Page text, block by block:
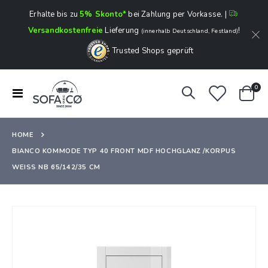
Erhalte bis zu5% Skonto*bei Zahlung per Vorkasse. |
Versandkostenfreie Lieferung (innerhalb Deutschland, Festland)!
Trusted Shops geprüft
Navigation
umschalten
0
HOME
BIANCO KOMMODE TYP 40 FRONT MDF HOCHGLANZ /KORPUS
WEISS NB 65/142/35 CM